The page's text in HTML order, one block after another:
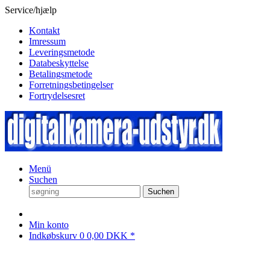
Service/hjælp
Kontakt
Imressum
Leveringsmetode
Databeskyttelse
Betalingsmetode
Forretningsbetingelser
Fortrydelsesret
Menü
Suchen
Suchen
Min konto
Indkøbskurv 0 0,00 DKK *